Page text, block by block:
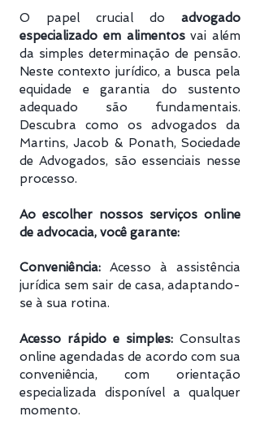
O papel crucial do advogado
especializado em alimentosvai além
da simples determinação de pensão.
Neste contexto jurídico, a busca pela
equidade e garantia do sustento
adequado são fundamentais.
Descubra como os advogados da
Martins, Jacob & Ponath, Sociedade
de Advogados, são essenciais nesse
processo.
Ao escolher nossos serviços online
de advocacia, você garante:
Conveniência: Acesso à assistência
jurídica sem sair de casa, adaptando-
se à sua rotina.
Acesso rápido e simples: Consultas
online agendadas de acordo com sua
conveniência, com orientação
especializada disponível a qualquer
momento.